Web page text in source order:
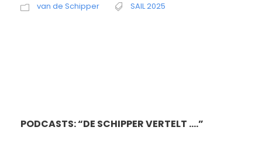
van de Schipper SAIL 2025
PODCASTS: “DE SCHIPPER VERTELT ….”